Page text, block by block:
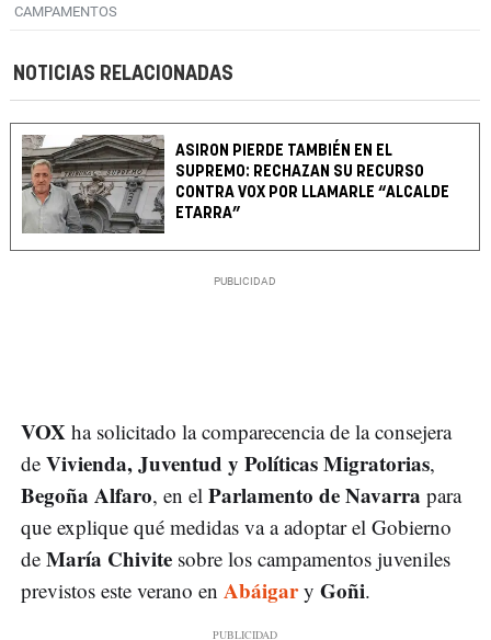
CAMPAMENTOS
NOTICIAS RELACIONADAS
ASIRON PIERDE TAMBIÉN EN EL
SUPREMO: RECHAZAN SU RECURSO
CONTRA VOX POR LLAMARLE “ALCALDE
ETARRA”
VOX ha solicitado la comparecencia de la consejera
de Vivienda, Juventud y Políticas Migratorias,
Begoña Alfaro, en el Parlamento de Navarra para
que explique qué medidas va a adoptar el Gobierno
de María Chivite sobre los campamentos juveniles
previstos este verano en Abáigary Goñi.